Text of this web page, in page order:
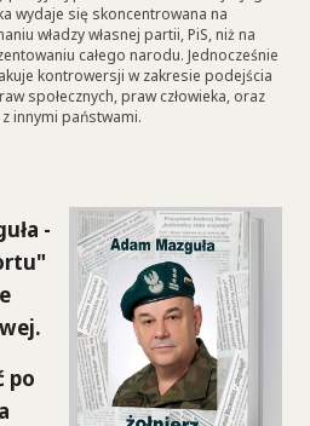
wydaje się skoncentrowana na
władzy własnej partii, PiS, niż na
całego narodu. Jednocześnie
kontrowersji w zakresie podejścia
społecznych, praw człowieka, oraz
innymi państwami.
-
po